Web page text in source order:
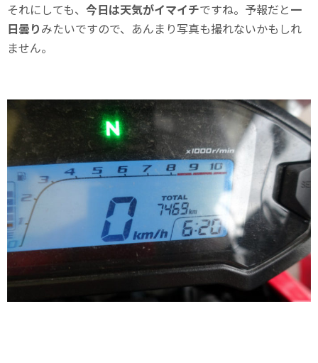
それにしても、 今日は天気がイマイチですね。予報だと一
日曇りみたいですので、あんまり写真も撮れないかもしれ
ません。